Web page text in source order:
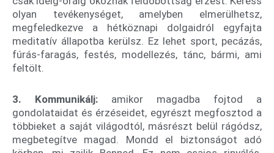
olyan tevékenységet, amelyben elmerülhetsz,
megfeledkezve a hétköznapi dolgaidról egyfajta
meditatív állapotba kerülsz. Ez lehet sport, pecázás,
fúrás-faragás, festés, modellezés, tánc, bármi, ami
feltölt.
3. Kommunikálj: amikor magadba fojtod a
gondolataidat és érzéseidet, egyrészt megfosztod a
többieket a saját világodtól, másrészt belül rágódsz,
megbetegítve magad. Mondd el biztonságot adó